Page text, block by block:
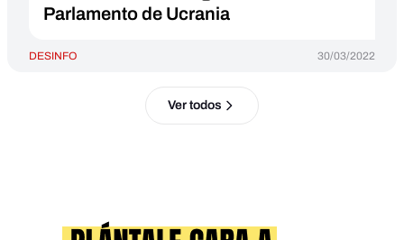
Parlamento de Ucrania
DESINFO 30/03/2022
Ver todos